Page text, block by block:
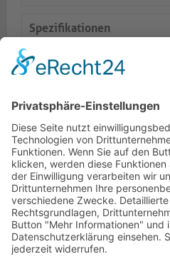
Spezifikationen
Lieferumfang
Dokumente
Ähnliche Artikel
HOTLINE
ONEAV.EU